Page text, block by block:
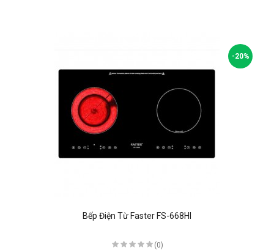
-20%
Bếp Điện Từ Faster FS-668HI
(0)